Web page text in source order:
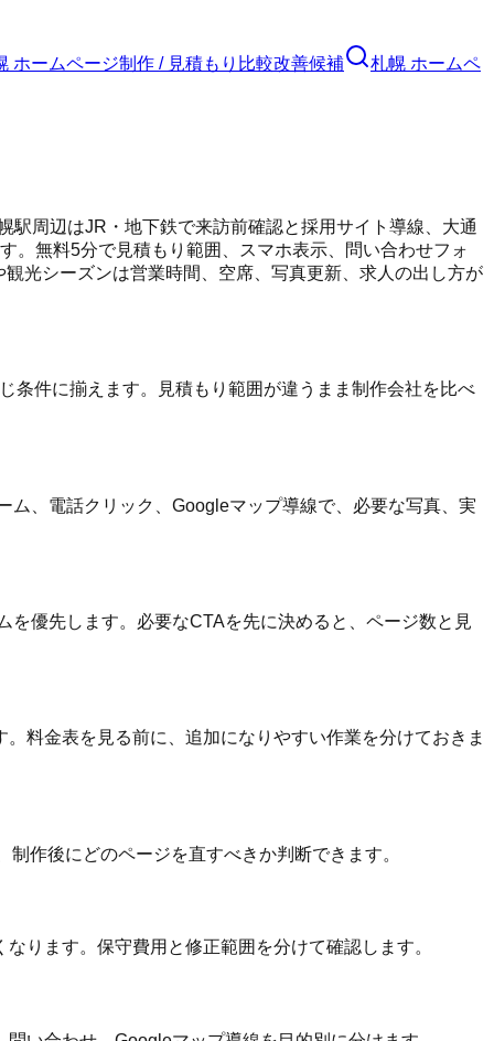
ホームページ制作 / 見積もり比較改善候補
札幌 ホームペ
周辺はJR・地下鉄で来訪前確認と採用サイト導線、大通
。無料5分で見積もり範囲、スマホ表示、問い合わせフォ
光シーズンは営業時間、空席、写真更新、求人の出し方が
条件に揃えます。見積もり範囲が違うまま制作会社を比べ
、電話クリック、Googleマップ導線で、必要な写真、実
優先します。必要なCTAを先に決めると、ページ数と見
料金表を見る前に、追加になりやすい作業を分けておきま
作後にどのページを直すべきか判断できます。
ります。保守費用と修正範囲を分けて確認します。